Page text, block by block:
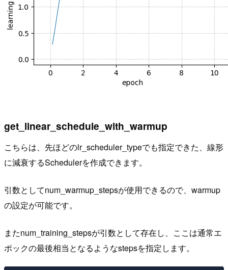
get_linear_schedule_with_warmup
こちらは、先ほどのlr_scheduler_typeでも指定できた、線形
に減衰するSchedulerを作成できます。
引数としてnum_warmup_stepsが使用できるので、warmup
の設定が可能です。
またnum_training_stepsが引数として存在し、ここは通常エ
ポックの最後相当となるようなstepsを指定します。